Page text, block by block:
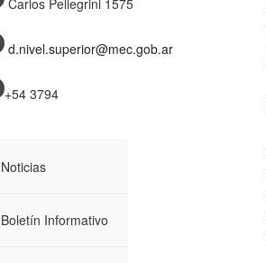
Carlos Pellegrini 1575
d.nivel.superior@mec.gob.ar
+54 3794
Noticias
Boletín Informativo